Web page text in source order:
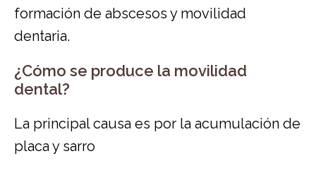
formación de abscesos y movilidad
dentaria.
​¿Cómo se produce la movilidad
dental?
La principal causa es por la acumulación de
placa y sarro